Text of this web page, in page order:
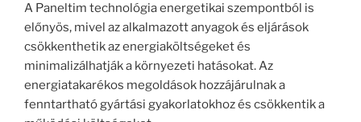
A Paneltim technológia energetikai szempontból is
előnyös, mivel az alkalmazott anyagok és eljárások
csökkenthetik az energiaköltségeket és
minimalizálhatják a környezeti hatásokat. Az
energiatakarékos megoldások hozzájárulnak a
fenntartható gyártási gyakorlatokhoz és csökkentik a